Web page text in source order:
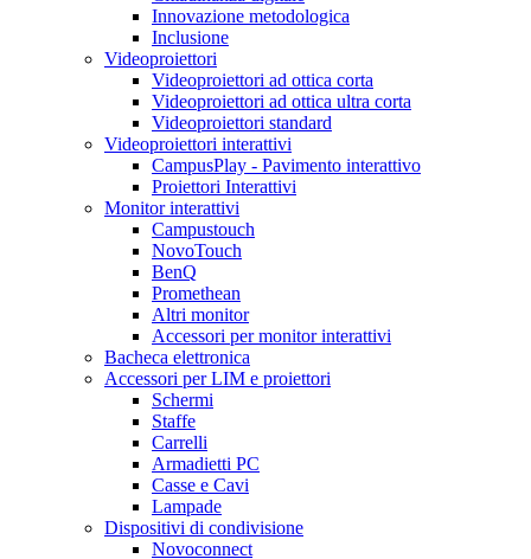
Innovazione metodologica
Inclusione
Videoproiettori
Videoproiettori ad ottica corta
Videoproiettori ad ottica ultra corta
Videoproiettori standard
Videoproiettori interattivi
CampusPlay - Pavimento interattivo
Proiettori Interattivi
Monitor interattivi
Campustouch
NovoTouch
BenQ
Promethean
Altri monitor
Accessori per monitor interattivi
Bacheca elettronica
Accessori per LIM e proiettori
Schermi
Staffe
Carrelli
Armadietti PC
Casse e Cavi
Lampade
Dispositivi di condivisione
Novoconnect